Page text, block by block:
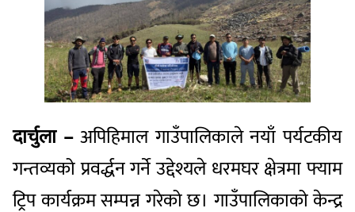
दार्चुला –अपिहिमाल गाउँपालिकाले नयाँ पर्यटकीय
गन्तव्यको प्रवर्द्धन गर्ने उद्देश्यले धरमघर क्षेत्रमा फ्याम
ट्रिप कार्यक्रम सम्पन्न गरेको छ। गाउँपालिकाको केन्द्र